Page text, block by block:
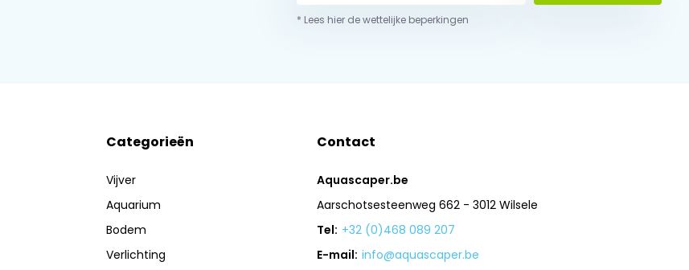
* Lees hier de wettelijke beperkingen
Categorieën
Vijver
Aquarium
Bodem
Verlichting
Contact
Aquascaper.be
Aarschotsesteenweg 662 - 3012 Wilsele
Tel: +32 (0)468 089 207
E-mail: info@aquascaper.be